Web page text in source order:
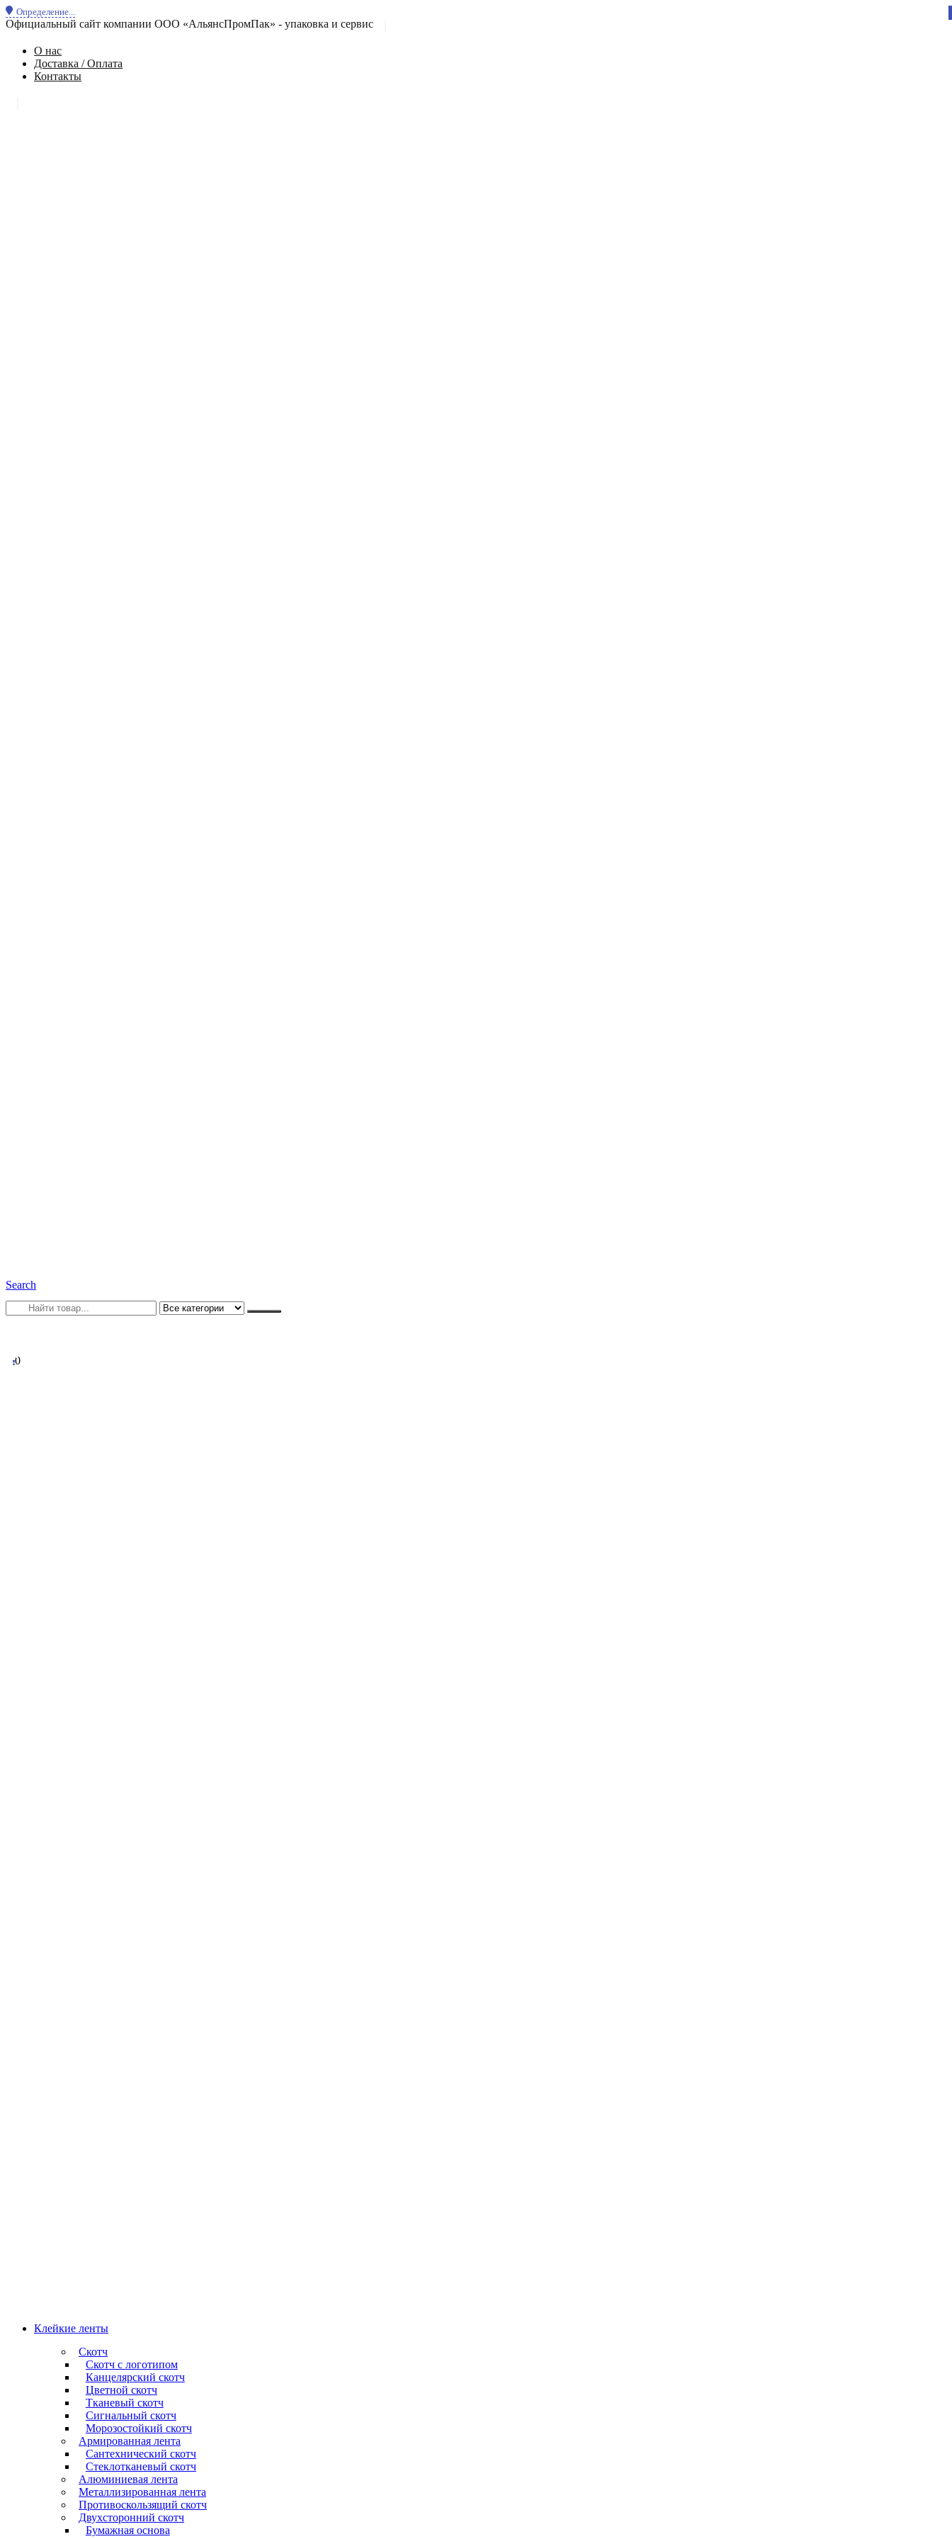
Определение...
Официальный сайт компании ООО «АльянсПромПак» - упаковка и сервис
О нас
Доставка / Оплата
Контакты
Search
00
Клейкие ленты
Скотч
Скотч с логотипом
Канцелярский скотч
Цветной скотч
Тканевый скотч
Сигнальный скотч
Морозостойкий скотч
Армированная лента
Сантехнический скотч
Стеклотканевый скотч
Алюминиевая лента
Металлизированная лента
Противоскользящий скотч
Двухсторонний скотч
Бумажная основа